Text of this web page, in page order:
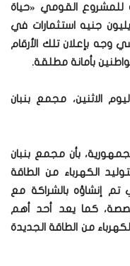
للمشروع القومي «حياة
جنيه استثمارات في
وجه بإعلان تلك الأرقام
بأمانة مطلقة.
الاثنين، مجمع بنبان
بأن مجمع بنبان
الكهرباء من الطاقة
إنشاؤه بالشراكة مع
كما يعد أحد أهم
من الطاقة الجديدة